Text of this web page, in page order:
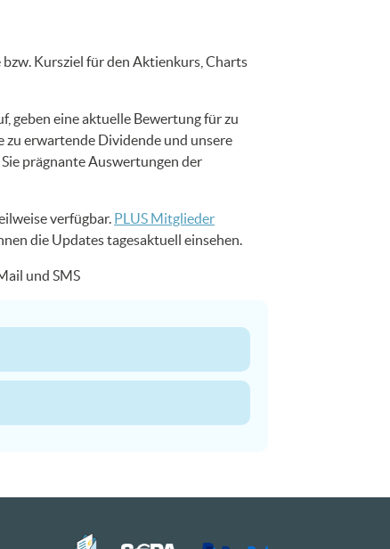
Kursziel für den Aktienkurs, Charts
geben eine aktuelle Bewertung für zu
zu erwartende Dividende und unsere
prägnante Auswertungen der
verfügbar. PLUS Mitglieder
die Updates tagesaktuell einsehen.
und SMS